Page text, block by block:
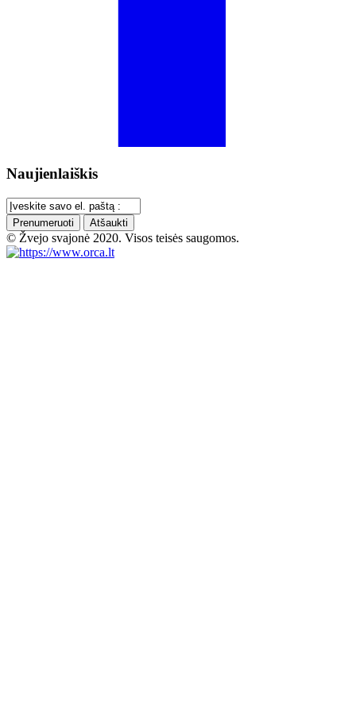
Naujienlaiškis
Prenumeruoti Atšaukti
© Žvejo svajonė 2020. Visos teisės saugomos.